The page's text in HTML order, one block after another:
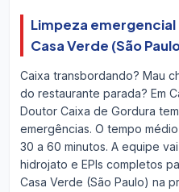
Limpeza
Casa Verde (São
Caixa transbordando? Mau
do restaurante parada? Em
Doutor Caixa de Gordura
emergências. O tempo
30 a 60 minutos. A equipe
hidrojato e EPIs completos
Casa Verde (São Paulo) na